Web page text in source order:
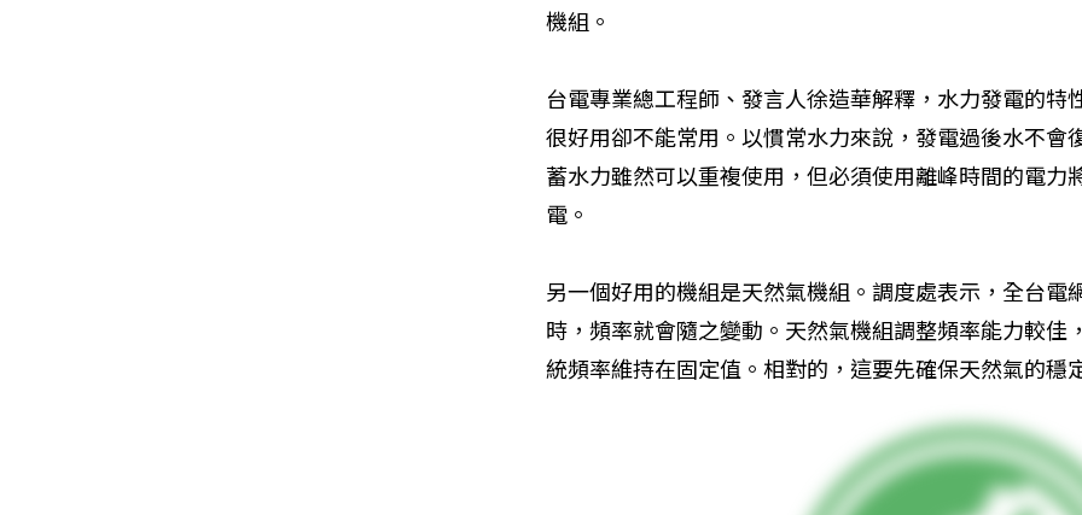
機組。
台電專業總工程師、發言人徐造華解釋，水力發電的
很好用卻不能常用。以慣常水力來說，發電過後水不會
蓄水力雖然可以重複使用，但必須使用離峰時間的電力
電。
另一個好用的機組是天然氣機組。調度處表示，全台電
時，頻率就會隨之變動。天然氣機組調整頻率能力較佳
統頻率維持在固定值。相對的，這要先確保天然氣的穩